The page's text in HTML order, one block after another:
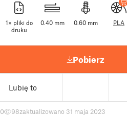
1× pliki do
druku
0.40 mm 0.60 mm PLA
Pobierz
Lubię to
0 98zaktualizowano 31 maja 2023